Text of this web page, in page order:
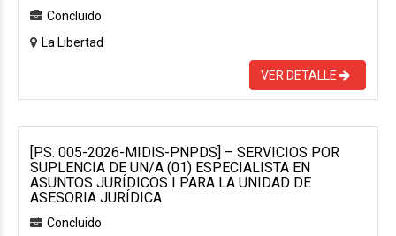
Concluido
La Libertad
VER DETALLE
[P.S. 005-2026-MIDIS-PNPDS] – SERVICIOS POR
SUPLENCIA DE UN/A (01) ESPECIALISTA EN
ASUNTOS JURÍDICOS I PARA LA UNIDAD DE
ASESORIA JURÍDICA
Concluido